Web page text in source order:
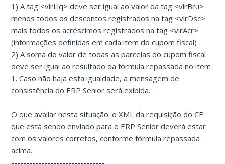
1) A tag <vlrLiq> deve ser igual ao valor da tag <vlrBru>
menos todos os descontos registrados na tag <vlrDsc>
mais todos os acréscimos registrados na tag <vlrAcr>
(informações definidas em cada item do cupom fiscal)
2) A soma do valor de todas as parcelas do cupom fiscal
deve ser igual ao resultado da fórmula repassada no item
1. Caso não haja esta igualdade, a mensagem de
consistência do ERP Senior será exibida.
O que avaliar nesta situação: o XML da requisição do CF
que está sendo enviado para o ERP Senior deverá estar
com os valores corretos, conforme fórmula repassada
acima.